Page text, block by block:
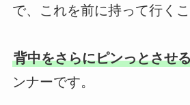
で、これを前に持って行くこ
背中をさらにピンっとさせ
ンナーです。